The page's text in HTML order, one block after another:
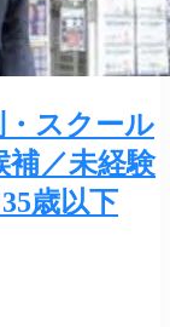
・スクール
補／未経験
歳以下